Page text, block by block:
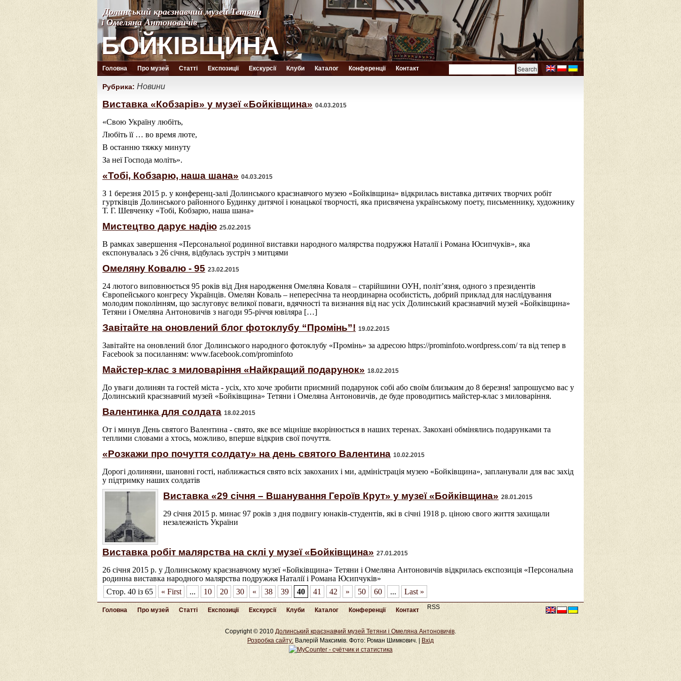
Долинський краєзнавчий музей Тетяни
і Омеляна Антоновичів
БОЙКІВЩИНА
Долинський краєзнавчий музей Тетяни
і Омеляна Антоновичів
БОЙКІВЩИНА
Головна Про музей Статті Експозиції Екскурсії Клуби Каталог Конференції Контакт
Рубрика: Новини
Виставка «Кобзарів» у музеї «Бойківщина» 04.03.2015
«Свою Україну любіть,
Любіть її … во время люте,
В останню тяжку минуту
За неї Господа моліть».
«Тобі, Кобзарю, наша шана» 04.03.2015
З 1 березня 2015 р. у конференц-залі Долинського краєзнавчого музею «Бойківщина» відкрилась виставка дитячих творчих робіт
гуртківців Долинського районного Будинку дитячої і юнацької творчості, яка присвячена українському поету, письменнику, художнику
Т. Г. Шевченку «Тобі, Кобзарю, наша шана»
Мистецтво дарує надію 25.02.2015
В рамках завершення «Персональної родинної виставки народного малярства подружжя Наталії і Романа Юсипчуків», яка
експонувалась з 26 січня, відбулась зустріч з митцями
Омеляну Ковалю - 95 23.02.2015
24 лютого виповнюється 95 років від Дня народження Омеляна Коваля – старійшини ОУН, політ’язня, одного з президентів
Європейського конгресу Українців. Омелян Коваль – непересічна та неординарна особистість, добрий приклад для наслідування
молодим поколінням, що заслуговує великої поваги, вдячності та визнання від нас усіх Долинський краєзнавчий музей «Бойківщина»
Тетяни і Омеляна Антоновичів з нагоди 95-річчя ювіляра […]
Завітайте на оновлений блог фотоклубу “Промінь”! 19.02.2015
Завітайте на оновлений блог Долинського народного фотоклубу «Промінь» за адресою https://prominfoto.wordpress.com/ та від тепер в
Facebook за посиланням: www.facebook.com/prominfoto
Майстер-клас з миловаріння «Найкращий подарунок» 18.02.2015
До уваги долинян та гостей міста - усіх, хто хоче зробити приємний подарунок собі або своїм близьким до 8 березня! запрошуємо вас у
Долинський краєзнавчий музей «Бойківщина» Тетяни і Омеляна Антоновичів, де буде проводитись майстер-клас з миловаріння.
Валентинка для солдата 18.02.2015
От і минув День святого Валентина - свято, яке все міцніше вкорінюється в наших теренах. Закохані обмінялись подарунками та
теплими словами а хтось, можливо, вперше відкрив свої почуття.
«Розкажи про почуття солдату» на день святого Валентина 10.02.2015
Дорогі долиняни, шановні гості, наближається свято всіх закоханих і ми, адміністрація музею «Бойківщина», запланували для вас захід
у підтримку наших солдатів
Виставка «29 січня – Вшанування Героїв Крут» у музеї «Бойківщина» 28.01.2015
29 січня 2015 р. минає 97 років з дня подвигу юнаків-студентів, які в січні 1918 р. ціною свого життя захищали
незалежність України
Виставка робіт малярства на склі у музеї «Бойківщина» 27.01.2015
26 січня 2015 р. у Долинському краєзнавчому музеї «Бойківщина» Тетяни і Омеляна Антоновичів відкрилась експозиція «Персональна
родинна виставка народного малярства подружжя Наталії і Романа Юсипчуків»
Стор. 40 із 65
« First ... 10 20 30 « 38 39 40 41 42 » 50 60 ... Last »
Головна Про музей Статті Експозиції Екскурсії Клуби Каталог Конференції Контакт RSS
Copyright © 2010 Долинський краєзнавчий музей Тетяни і Омеляна Антоновичів.
Розробка cайту: Валерій Максимів. Фото: Роман Шимкович. | Вхід